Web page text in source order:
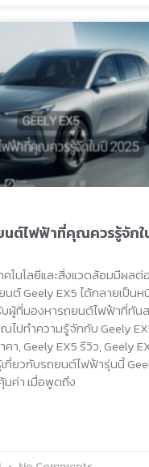
นต์ไฟฟ้าที่คุณควรรู้จัก
คโนโลยีและสิ่งแวดล้อมมีผล
นต์ Geely EX5 ได้กลายเป็นห
บผู้ที่มองหารถยนต์ไฟฟ้าที่ทัน
ไปทำความรู้จักกับ Geely
า, Geely EX5 รีวิว, Geely
ยวกับรถยนต์ไฟฟ้ารุ่นนี้
มค่า เมื่อพูดถึง